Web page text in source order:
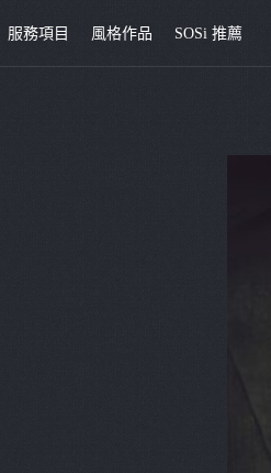
服務項目 風格作品 SOSi 推薦